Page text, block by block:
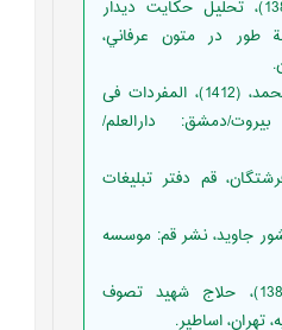
داوودی مقدم، فریده، (1389)، تحليل حكايت ديدار
در متون عرفاني،
راغب اصفهانی، حسین‌بن‎محمد، (1412)، المفردات فی
دمشق: دارالعلم/
(1376)، فرشتگان، قم دفتر تبليغات
(1308)، منشور جاويد، نشر قم: موسسه
سرور، طه عبدالباقي، (1380)، حلاج شهيد تصوف
اساطير.